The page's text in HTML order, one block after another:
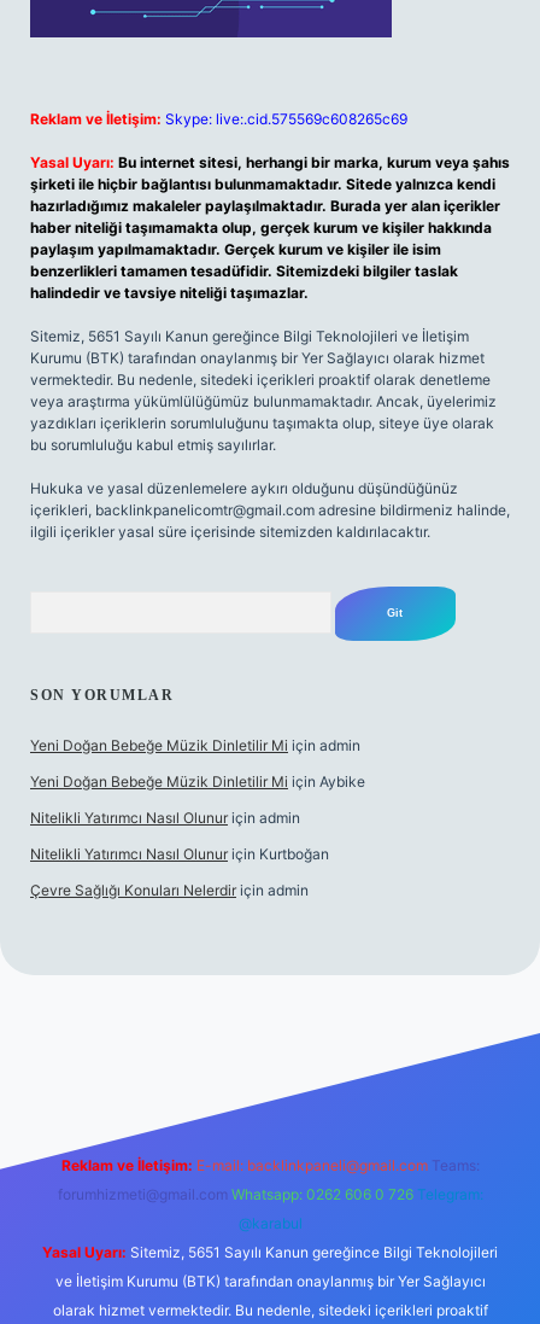
Reklam ve İletişim: Skype: live:.cid.575569c608265c69
Yasal Uyarı: Bu internet sitesi, herhangi bir marka, kurum veya şahıs
şirketi ile hiçbir bağlantısı bulunmamaktadır. Sitede yalnızca kendi
hazırladığımız makaleler paylaşılmaktadır. Burada yer alan içerikler
haber niteliği taşımamakta olup, gerçek kurum ve kişiler hakkında
paylaşım yapılmamaktadır. Gerçek kurum ve kişiler ile isim
benzerlikleri tamamen tesadüfidir. Sitemizdeki bilgiler taslak
halindedir ve tavsiye niteliği taşımazlar.
Sitemiz, 5651 Sayılı Kanun gereğince Bilgi Teknolojileri ve İletişim
Kurumu (BTK) tarafından onaylanmış bir Yer Sağlayıcı olarak hizmet
vermektedir. Bu nedenle, sitedeki içerikleri proaktif olarak denetleme
veya araştırma yükümlülüğümüz bulunmamaktadır. Ancak, üyelerimiz
yazdıkları içeriklerin sorumluluğunu taşımakta olup, siteye üye olarak
bu sorumluluğu kabul etmiş sayılırlar.
Hukuka ve yasal düzenlemelere aykırı olduğunu düşündüğünüz
içerikleri, backlinkpanelicomtr@gmail.com adresine bildirmeniz halinde,
ilgili içerikler yasal süre içerisinde sitemizden kaldırılacaktır.
SON YORUMLAR
Yeni Doğan Bebeğe Müzik Dinletilir Mi için admin
Yeni Doğan Bebeğe Müzik Dinletilir Mi için Aybike
Nitelikli Yatırımcı Nasıl Olunur için admin
Nitelikli Yatırımcı Nasıl Olunur için Kurtboğan
Çevre Sağlığı Konuları Nelerdir için admin
Reklam ve İletişim: E-mail: backlinkpaneli@gmail.com Teams:
forumhizmeti@gmail.com Whatsapp: 0262 606 0 726 Telegram:
@karabul
Yasal Uyarı: Sitemiz, 5651 Sayılı Kanun gereğince Bilgi Teknolojileri
ve İletişim Kurumu (BTK) tarafından onaylanmış bir Yer Sağlayıcı
olarak hizmet vermektedir. Bu nedenle, sitedeki içerikleri proaktif